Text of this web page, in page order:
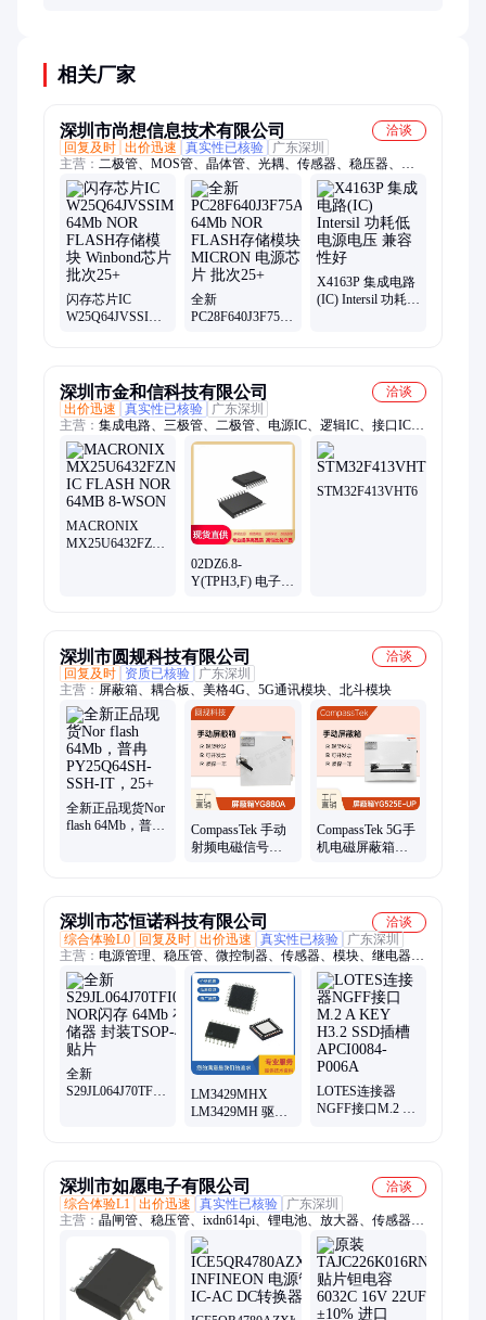
相关厂家
深圳市尚想信息技术有限公司
洽谈
回复及时 出价迅速 真实性已核验
广东深圳
主营： 二极管、MOS管、晶体管、光耦、传感器、稳压器、电
源芯片、转换器、驱动器、放大器、存储芯片、逻辑IC、除湿
器、缓冲器、控制器、收发器、比较器、以太网 IC、衰减器、
连接器、电容器、烧录器、触发器、场效应管MOSFET、双极晶
体管
闪存芯片IC
W25Q64JVSSIM
25+
全新
PC28F640J3F75A
片 批次25+
X4163P 集成电路
(IC) Intersil 功耗低
深圳市金和信科技有限公司
洽谈
出价迅速
真实性已核验
广东深圳
主营： 集成电路、三极管、二极管、电源IC、逻辑IC、接口IC、
电容电阻、CPU、GPU、开关、继电器
MACRONIX
MX25U6432FZNI02
02DZ6.8-
Y(TPH3,F) 电子元
STM32F413VHT6
深圳市圆规科技有限公司
洽谈
回复及时
资质已核验
广东深圳
主营： 屏蔽箱、耦合板、美格4G、5G通讯模块、北斗模块
全新正品现货Nor
flash 64Mb，普冉
CompassTek 手动
射频电磁信号屏
CompassTek 5G手
机电磁屏蔽箱
深圳市芯恒诺科技有限公司
洽谈
综合体验L0
回复及时 出价迅速 真实性已核验
广东深圳
主营： 电源管理、稳压管、微控制器、传感器、模块、继电器、
集成电路、稳压器、电容、控制器、连接器、储存IC、MOS
管、模数转换芯片ADC、逻辑器件
全新
S29JL064J70TFI000
LM3429MHX
LM3429MH 驱动
LOTES连接器
NGFF接口M.2 A
深圳市如愿电子有限公司
洽谈
综合体验L1 出价迅速 真实性已核验
广东深圳
主营： 晶闸管、稳压管、ixdn614pi、锂电池、放大器、传感器、
存储容、逆变器、稳压器、位芯片、电池板、控制器、整流管、
碳化硅、警报器、充电器、保险丝、钽电容、电源板、收发器、
处理器、接触器、贴片mos、整流器、存储器